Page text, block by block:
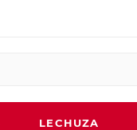
LECHUZA